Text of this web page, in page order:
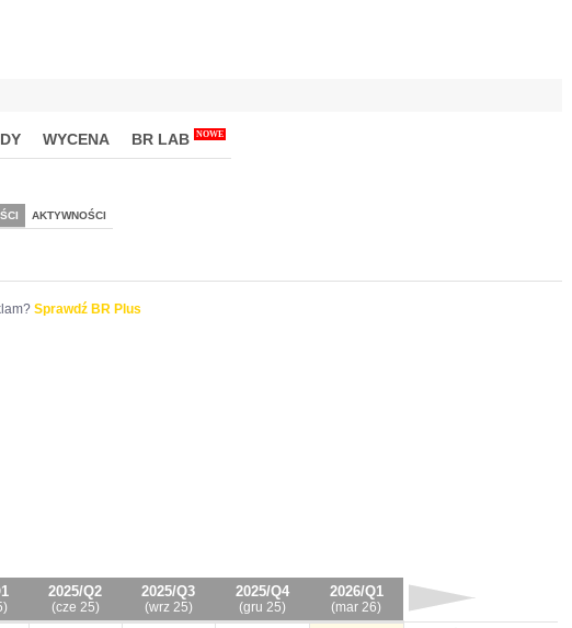
WYCENA BR LAB NOWE
AKTYWNOŚCI
Sprawdź BR Plus
2025/Q2
(cze 25)
2025/Q3
(wrz 25)
2025/Q4
(gru 25)
2026/Q1
(mar 26)